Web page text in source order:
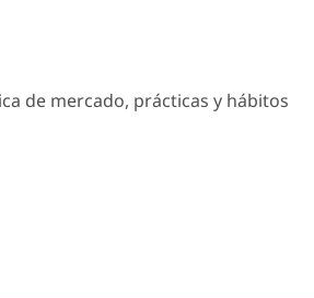
de mercado, prácticas y hábitos